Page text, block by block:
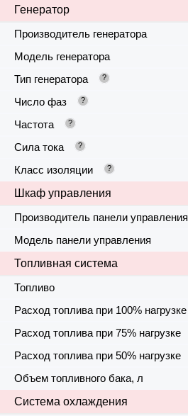
Генератор
Производитель генератора
Модель генератора
Тип генератора ?
Число фаз ?
Частота ?
Сила тока ?
Класс изоляции ?
Шкаф управления
Производитель панели управления
Модель панели управления
Топливная система
Топливо
Расход топлива при 100% нагрузке
Расход топлива при 75% нагрузке
Расход топлива при 50% нагрузке
Объем топливного бака, л
Система охлаждения